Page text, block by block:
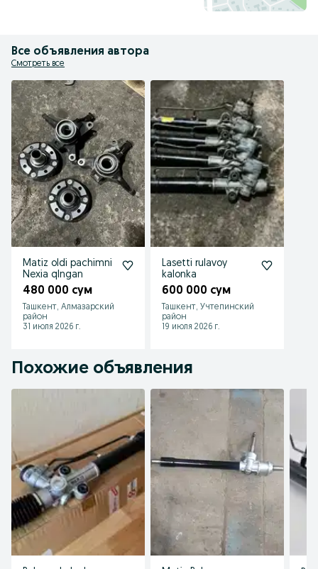
Все объявления автора
Смотреть все
Matiz oldi pachimni
Nexia qlngan
480 000 сум
Ташкент, Алмазарский
район
31 июля 2026 г.
Lasetti rulavoy
kalonka
600 000 сум
Ташкент, Учтепинский
район
19 июля 2026 г.
Похожие объявления